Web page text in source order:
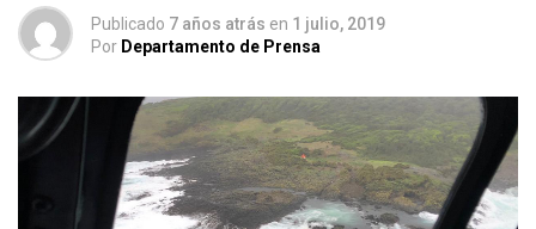
Publicado 7 años atrás en 1 julio, 2019
Por Departamento de Prensa